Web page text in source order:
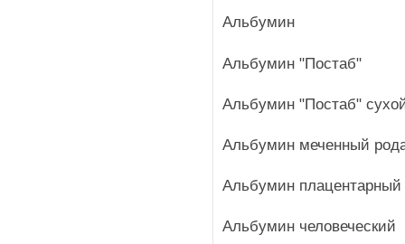
Альбумин
Альбумин "Постаб"
Альбумин "Постаб"
Альбумин меченный
Альбумин плацентарный
Альбумин человеческий